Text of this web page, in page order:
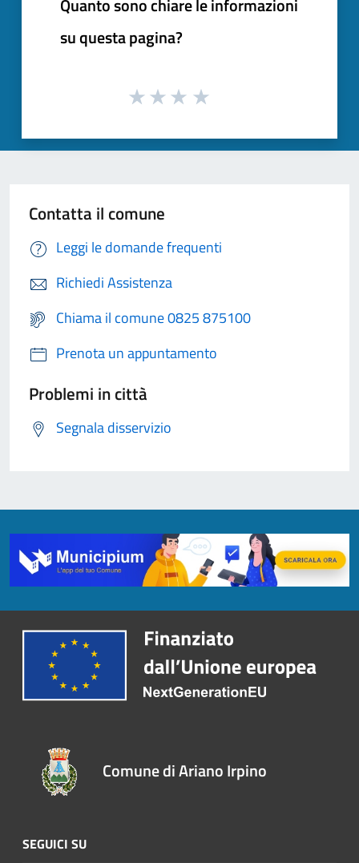
su questa pagina?
Contatta il comune
Leggi le domande frequenti
Richiedi Assistenza
Chiama il comune 0825 875100
Prenota un appuntamento
Problemi in città
Segnala disservizio
Comune di Ariano Irpino
SEGUICI SU